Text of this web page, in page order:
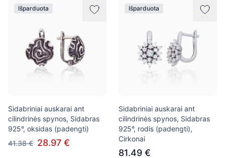
Išparduota
Sidabriniai auskarai ant
cilindrinės spynos, Sidabras
925°, oksidas (padengti)
41.38 € 28.97 €
Išparduota
Sidabriniai auskarai ant
cilindrinės spynos, Sidabras
925°, rodis (padengti),
Cirkonai
81.49 €